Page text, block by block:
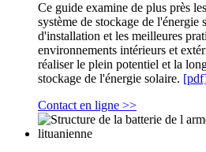
Ce guide examine de plus près
système de stockage de l'énergie
d'installation et les meilleures
environnements intérieurs et
réaliser le plein potentiel et la
stockage de l'énergie solaire.
Contact en ligne >>